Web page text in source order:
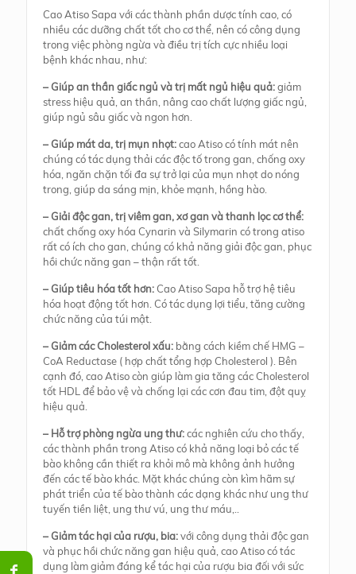
Cao Atiso Sapa với các thành phần dược tính cao, có
nhiều các dưỡng chất tốt cho cơ thể, nên có công dụng
trong việc phòng ngừa và điều trị tích cực nhiều loại
bệnh khác nhau, như:
– Giúp an thần giấc ngủ và trị mất ngủ hiệu quả:giảm
stress hiệu quả, an thần, nâng cao chất lượng giấc ngủ,
giúp ngủ sâu giấc và ngon hơn.
– Giúp mát da, trị mụn nhọt:cao Atiso có tính mát nên
chúng có tác dụng thải các độc tố trong gan, chống oxy
hóa, ngăn chặn tối đa sự trở lại của mụn nhọt do nóng
trong, giúp da sáng mịn, khỏe mạnh, hồng hào.
– Giải độc gan, trị viêm gan, xơ gan và thanh lọc cơ thể:
chất chống oxy hóa Cynarin và Silymarin có trong atiso
rất có ích cho gan, chúng có khả năng giải độc gan, phục
hồi chức năng gan – thận rất tốt.
– Giúp tiêu hóa tốt hơn: Cao Atiso Sapa hỗ trợ hệ tiêu
hóa hoạt động tốt hơn. Có tác dụng lợi tiểu, tăng cường
chức năng của túi mật.
– Giảm các Cholesterol xấu: bằng cách kiềm chế HMG –
CoA Reductase ( hợp chất tổng hợp Cholesterol ). Bên
cạnh đó, cao Atiso còn giúp làm gia tăng các Cholesterol
tốt HDL để bảo vệ và chống lại các cơn đau tim, đột quỵ
hiệu quả.
– Hỗ trợ phòng ngừa ung thư:các nghiên cứu cho thấy,
các thành phần trong Atiso có khả năng loại bỏ các tế
bào không cần thiết ra khỏi mô mà không ảnh hưởng
đến các tế bào khác. Mặt khác chúng còn kìm hãm sự
phát triển của tế bào thành các dạng khác như ung thư
tuyến tiền liệt, ung thư vú, ung thư máu,..
– Giảm tác hại của rượu, bia:với công dụng thải độc gan
và phục hồi chức năng gan hiệu quả, cao Atiso có tác
dụng làm giảm đáng kể tác hại của rượu bia đối với sức